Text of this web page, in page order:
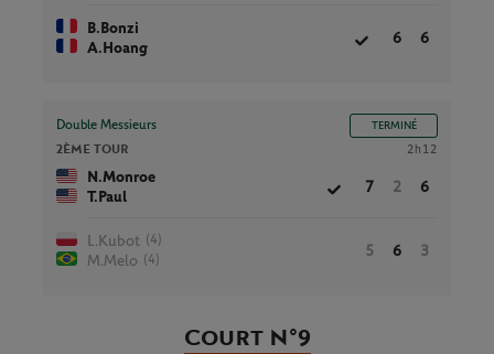
B.Bonzi
A.Hoang
6 6
Double Messieurs TERMINÉ
2ÈME TOUR 2h12
N.Monroe
T.Paul
7 2 6
L.Kubot (4)
M.Melo (4)
5 6 3
Court N°9